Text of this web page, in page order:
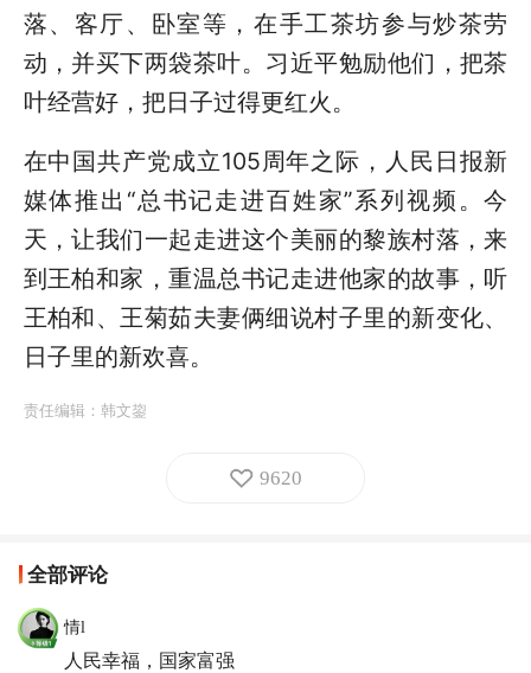
落、客厅、卧室等，在手工茶坊参与炒茶劳
动，并买下两袋茶叶。习近平勉励他们，把茶
叶经营好，把日子过得更红火。
在中国共产党成立105周年之际，人民日报新
媒体推出“总书记走进百姓家”系列视频。今
天，让我们一起走进这个美丽的黎族村落，来
到王柏和家，重温总书记走进他家的故事，听
王柏和、王菊茹夫妻俩细说村子里的新变化、
日子里的新欢喜。
责任编辑： 韩文鋆
9620
全部评论
情l
人民幸福，国家富强